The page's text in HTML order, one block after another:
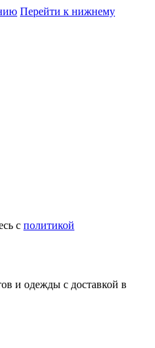
Перейти к нижнему
с политикой
и одежды с доставкой в